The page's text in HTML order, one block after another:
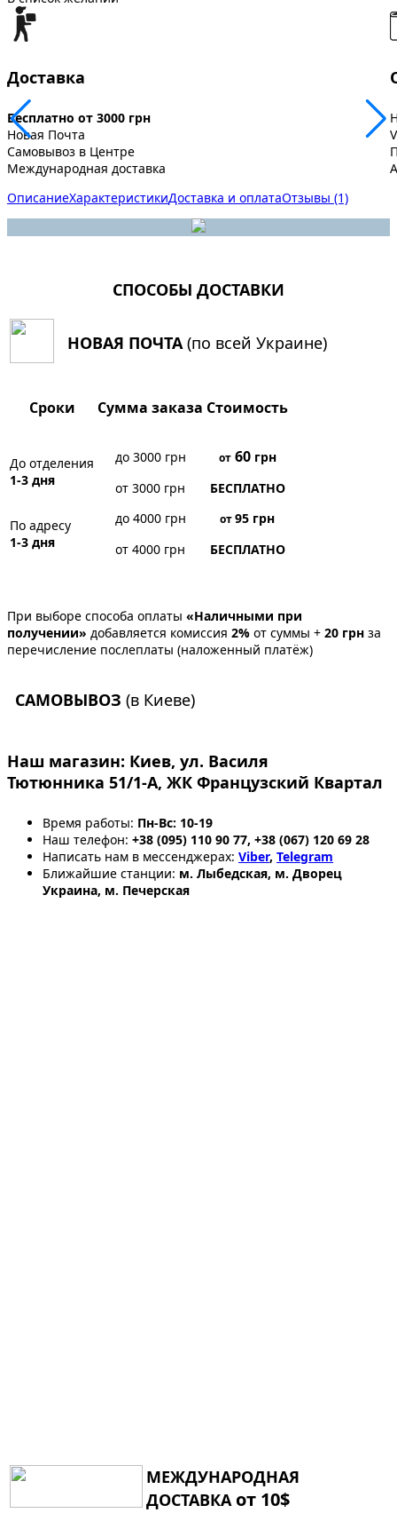
Доставка
Бесплатно от 3000 грн
Новая Почта
Самовывоз в Центре
Международная доставка
ОписаниеХарактеристикиДоставка и оплатаОтзывы (1)
СПОСОБЫ ДОСТАВКИ
НОВАЯ ПОЧТА(по всей Украине)
Сроки Сумма заказа Стоимость
До отделения
1-3 дня
до 3000 грн от60грн
от 3000 грн
БЕСПЛАТНО
По адресу
1-3 дня
до 4000 грн от95 грн
от 4000 грн
БЕСПЛАТНО
При выборе способа оплаты «Наличными при
получении» добавляется комиссия 2% от суммы + 20 грн за
перечисление послеплаты (наложенный платёж)
САМОВЫВОЗ (в Киеве)
Наш магазин: Киев, ул. Василя
Тютюнника 51/1-А, ЖК Французский Квартал
Время работы: Пн-Вс: 10-19
Наш телефон: +38 (095) 110 90 77, +38 (067) 120 69 28
Написать нам в мессенджерах: Viber, Telegram
Ближайшие станции: м. Лыбедская, м. Дворец
Украина, м. Печерская
МЕЖДУНАРОДНАЯ
ДОСТАВКА от 10$